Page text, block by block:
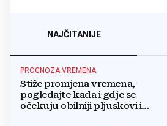
NAJČITANIJE
PROGNOZA VREMENA
Stiže promjena vremena,
pogledajte kada i gdje se
očekuju obilniji pljuskovi i